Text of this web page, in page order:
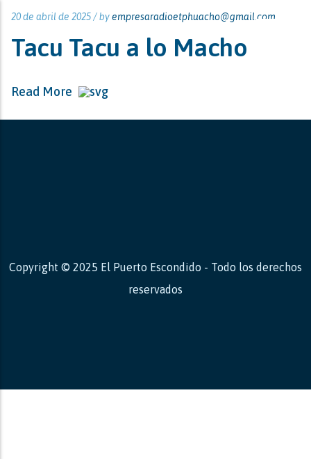
20 de abril de 2025 /byempresaradioetphuacho@gmail.com
Tacu Tacu a lo Macho
Read More
Copyright © 2025 El Puerto Escondido - Todo los derechos
reservados